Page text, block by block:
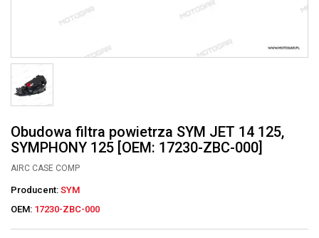
Obudowa filtra powietrza SYM JET 14 125,
SYMPHONY 125 [OEM: 17230-ZBC-000]
AIRC CASE COMP
Producent: SYM
OEM: 17230-ZBC-000